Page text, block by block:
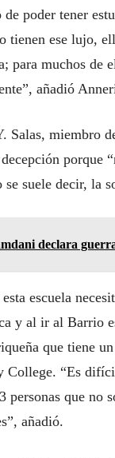
poder tener
tienen ese lujo,
para muchos de
añadió
Salas, miembro
porque
suele decir, la
declara
esta escuela
y al ir al Barrio
que tiene
“Es
personas que no
añadió.